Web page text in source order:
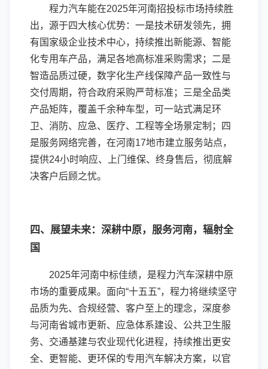
程力汽车能在2025年河南招投标市场持续胜
出，源于四大核心优势：一是技术研发领先，拥
有国家级企业技术中心，持续推出新能源、智能
化专用车产品，满足各地高标准采购需求；二是
智造品质过硬，数字化生产线保障产品一致性与
交付周期，符合政府采购严苛标准；三是全品类
产品矩阵，覆盖千余种车型，可一站式满足环
卫、消防、应急、医疗、工程等全场景定制；四
是服务网络完善，在河南17地市建立服务站点，
提供24小时响应、上门维保、终身售后，彻底解
决客户后顾之忧。
四、展望未来：深耕中原，服务河南，辐射全
国
2025年河南中标佳绩，是程力汽车深耕中原
市场的重要成果。面向“十五五”，程力将继续坚守
品质为先、合规经营、客户至上的理念，深度参
与河南省城市更新、应急体系建设、公共卫生服
务、交通基建与农业现代化进程，持续推出更安
全、更智能、更环保的专用汽车解决方案，以官